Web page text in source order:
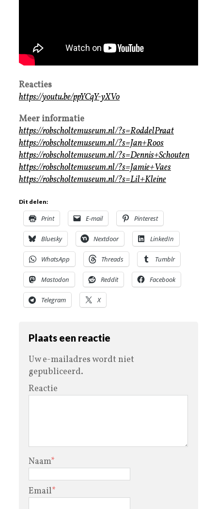
Reacties
https://youtu.be/ppYCqY-yXVo
Meer informatie
https://robscholtemuseum.nl/?s=RoddelPraat
https://robscholtemuseum.nl/?s=Jan+Roos
https://robscholtemuseum.nl/?s=Dennis+Schouten
https://robscholtemuseum.nl/?s=Jamie+Vaes
https://robscholtemuseum.nl/?s=Lil+Kleine
Dit delen:
Print E-mail Pinterest
Bluesky Nextdoor LinkedIn
WhatsApp Threads Tumblr
Mastodon Reddit Facebook
Telegram X
Plaats een reactie
Uw e-mailadres wordt niet
gepubliceerd.
Reactie
Naam*
Email*